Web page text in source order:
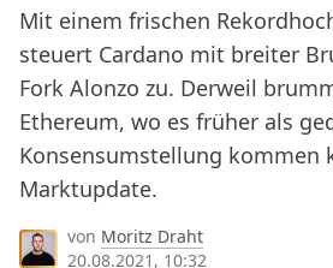
Mit einem frischen
steuert Cardano mit breiter
Fork Alonzo zu. Derweil
Ethereum, wo es früher als
Konsensumstellung kommen
Marktupdate.
von Moritz Draht
20.08.2021, 10:32